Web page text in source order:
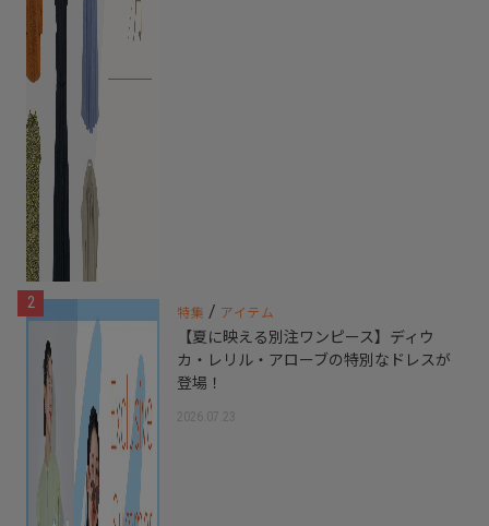
2 特集 / アイテム
【夏に映える別注ワンピース】ディウ
カ・レリル・アローブの特別なドレスが
登場！
2026.07.23